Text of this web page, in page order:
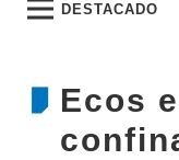
DESTACADO
Ecos